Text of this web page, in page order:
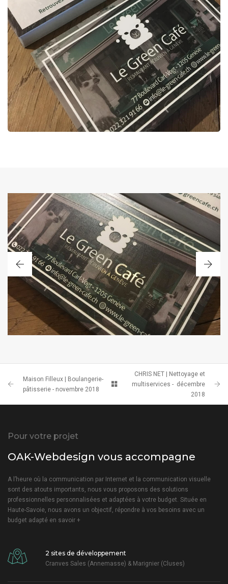
CARTE DE VISITE
Maison Filleux | Boulangerie-
pâtisserie - novembre 2018
CHRIS NET | Nettoyage et
multiservices - décembre
2018
Pour votre projet
OAK-Webdesign vous accompagne
A l’heure où la communication par Internet et la communication visuelle
sont des atouts importants, nous vous proposons des solutions
professionnelles personnalisées et adaptées à votre budget. Située en
Haute-Savoie, nous avons un objectif, répondre à vos besoins avec un
budget adapté en savoir +
2 sites de développement
Cranves Sales (Annemasse) & Marignier (Cluses)